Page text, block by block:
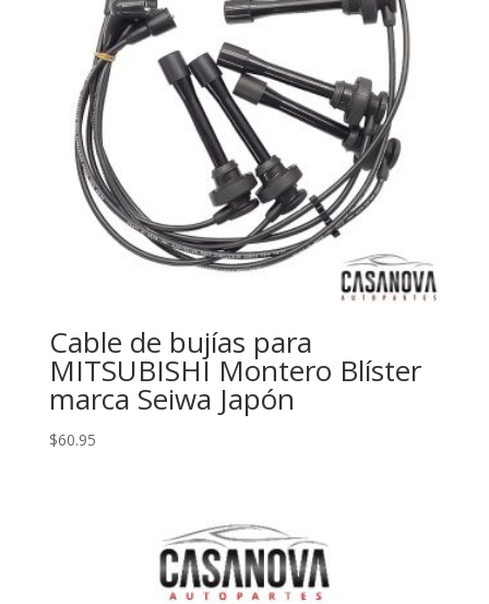
Cable de bujías para
MITSUBISHI Montero Blíster
marca Seiwa Japón
$60.95